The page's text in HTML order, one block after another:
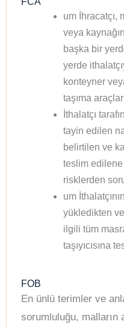
um İhracatçı,
veya
başka bir
yerde
konteyner
taşıma
İthalatçı
tayin edilen
belirtilen ve
teslim
risklerden
um
yükledikten
ilgili tüm
taşıyıcısına
FOB
En ünlü terimler ve
sorumluluğu, malların